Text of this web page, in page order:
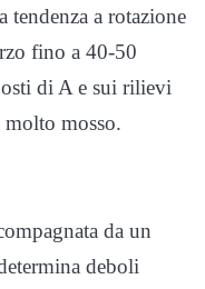
tendenza a rotazione
fino a 40-50
di A e sui rilievi
mosso.
da un
deboli